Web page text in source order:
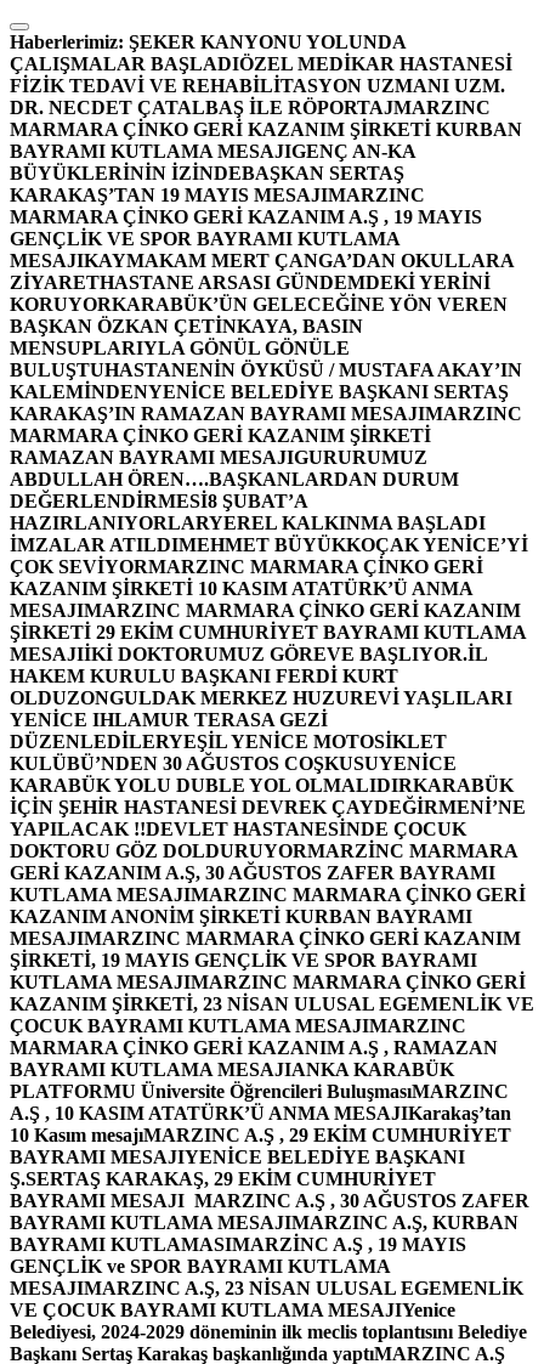
İçeriğe
atla
Haberlerimiz: ŞEKER KANYONU YOLUNDA
ÇALIŞMALAR BAŞLADIÖZEL MEDİKAR HASTANESİ
FİZİK TEDAVİ VE REHABİLİTASYON UZMANI UZM.
DR. NECDET ÇATALBAŞ İLE RÖPORTAJMARZINC
MARMARA ÇİNKO GERİ KAZANIM ŞİRKETİ KURBAN
BAYRAMI KUTLAMA MESAJIGENÇ AN-KA
BÜYÜKLERİNİN İZİNDEBAŞKAN SERTAŞ
KARAKAŞ’TAN 19 MAYIS MESAJIMARZINC
MARMARA ÇİNKO GERİ KAZANIM A.Ş , 19 MAYIS
GENÇLİK VE SPOR BAYRAMI KUTLAMA
MESAJIKAYMAKAM MERT ÇANGA’DAN OKULLARA
ZİYARETHASTANE ARSASI GÜNDEMDEKİ YERİNİ
KORUYORKARABÜK’ÜN GELECEĞİNE YÖN VEREN
BAŞKAN ÖZKAN ÇETİNKAYA, BASIN
MENSUPLARIYLA GÖNÜL GÖNÜLE
BULUŞTUHASTANENİN ÖYKÜSÜ / MUSTAFA AKAY’IN
KALEMİNDENYENİCE BELEDİYE BAŞKANI SERTAŞ
KARAKAŞ’IN RAMAZAN BAYRAMI MESAJIMARZINC
MARMARA ÇİNKO GERİ KAZANIM ŞİRKETİ
RAMAZAN BAYRAMI MESAJIGURURUMUZ
ABDULLAH ÖREN….BAŞKANLARDAN DURUM
DEĞERLENDİRMESİ8 ŞUBAT’A
HAZIRLANIYORLARYEREL KALKINMA BAŞLADI
İMZALAR ATILDIMEHMET BÜYÜKKOÇAK YENİCE’Yİ
ÇOK SEVİYORMARZINC MARMARA ÇİNKO GERİ
KAZANIM ŞİRKETİ 10 KASIM ATATÜRK’Ü ANMA
MESAJIMARZINC MARMARA ÇİNKO GERİ KAZANIM
ŞİRKETİ 29 EKİM CUMHURİYET BAYRAMI KUTLAMA
MESAJIİKİ DOKTORUMUZ GÖREVE BAŞLIYOR.İL
HAKEM KURULU BAŞKANI FERDİ KURT
OLDUZONGULDAK MERKEZ HUZUREVİ YAŞLILARI
YENİCE IHLAMUR TERASA GEZİ
DÜZENLEDİLERYEŞİL YENİCE MOTOSİKLET
KULÜBÜ’NDEN 30 AĞUSTOS COŞKUSUYENİCE
KARABÜK YOLU DUBLE YOL OLMALIDIRKARABÜK
İÇİN ŞEHİR HASTANESİ DEVREK ÇAYDEĞİRMENİ’NE
YAPILACAK !!DEVLET HASTANESİNDE ÇOCUK
DOKTORU GÖZ DOLDURUYORMARZİNC MARMARA
GERİ KAZANIM A.Ş, 30 AĞUSTOS ZAFER BAYRAMI
KUTLAMA MESAJIMARZINC MARMARA ÇİNKO GERİ
KAZANIM ANONİM ŞİRKETİ KURBAN BAYRAMI
MESAJIMARZINC MARMARA ÇİNKO GERİ KAZANIM
ŞİRKETİ, 19 MAYIS GENÇLİK VE SPOR BAYRAMI
KUTLAMA MESAJIMARZINC MARMARA ÇİNKO GERİ
KAZANIM ŞİRKETİ, 23 NİSAN ULUSAL EGEMENLİK VE
ÇOCUK BAYRAMI KUTLAMA MESAJIMARZINC
MARMARA ÇİNKO GERİ KAZANIM A.Ş , RAMAZAN
BAYRAMI KUTLAMA MESAJIANKA KARABÜK
PLATFORMU Üniversite Öğrencileri BuluşmasıMARZINC
A.Ş , 10 KASIM ATATÜRK’Ü ANMA MESAJIKarakaş’tan
10 Kasım mesajıMARZINC A.Ş , 29 EKİM CUMHURİYET
BAYRAMI MESAJIYENİCE BELEDİYE BAŞKANI
Ş.SERTAŞ KARAKAŞ, 29 EKİM CUMHURİYET
BAYRAMI MESAJI MARZINC A.Ş , 30 AĞUSTOS ZAFER
BAYRAMI KUTLAMA MESAJIMARZINC A.Ş, KURBAN
BAYRAMI KUTLAMASIMARZİNC A.Ş , 19 MAYIS
GENÇLİK ve SPOR BAYRAMI KUTLAMA
MESAJIMARZINC A.Ş, 23 NİSAN ULUSAL EGEMENLİK
VE ÇOCUK BAYRAMI KUTLAMA MESAJIYenice
Belediyesi, 2024-2029 döneminin ilk meclis toplantısını Belediye
Başkanı Sertaş Karakaş başkanlığında yaptıMARZINC A.Ş